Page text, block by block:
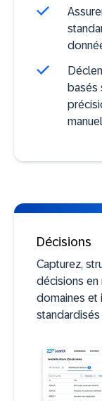
basés
Décisions
Capturez,
décisions en
domaines et
standardisés